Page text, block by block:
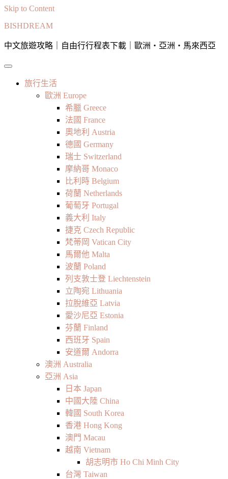
Skip to Content
BISHDREAM
中文旅遊攻略｜自由行行程表下載｜歐洲・亞洲・馬來西亞
旅行生活
歐洲 Europe
希臘 Greece
法國 France
奧地利 Austria
德國 Germany
瑞士 Switzerland
摩納哥 Monaco
比利時 Belgium
荷蘭 Netherlands
葡萄牙 Portugal
義大利 Italy
捷克 Czech Republic
梵蒂岡 Vatican City
馬爾他 Malta
波蘭 Poland
列支敦士登 Liechtenstein
立陶宛 Lithuania
拉脫維亞 Latvia
愛沙尼亞 Estonia
芬蘭 Finland
西班牙 Spain
安道爾 Andorra
澳洲 Australia
亞洲 Asia
日本 Japan
中國大陸 China
韓國 South Korea
香港 Hong Kong
澳門 Macau
越南 Vietnam
胡志明市 Ho Chi Minh City
台灣 Taiwan